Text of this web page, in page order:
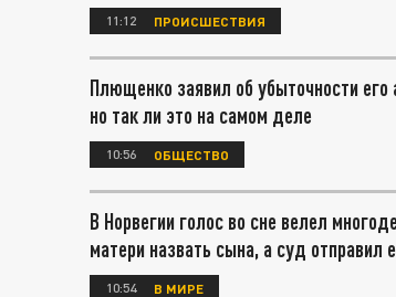
11:12 ПРОИСШЕСТВИЯ
Плющенко заявил об убыточности его
но так ли это на самом деле
10:56 ОБЩЕСТВО
В Норвегии голос во сне велел
матери назвать сына, а суд отправил
10:54 В МИРЕ